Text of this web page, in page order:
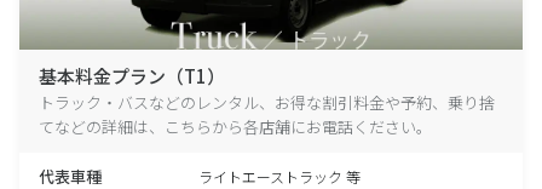
基本料金プラン（T1）
トラック・バスなどのレンタル、お得な割引料金や予約、乗り捨
てなどの詳細は、こちらから各店舗にお電話ください。
代表車種 ライトエーストラック 等